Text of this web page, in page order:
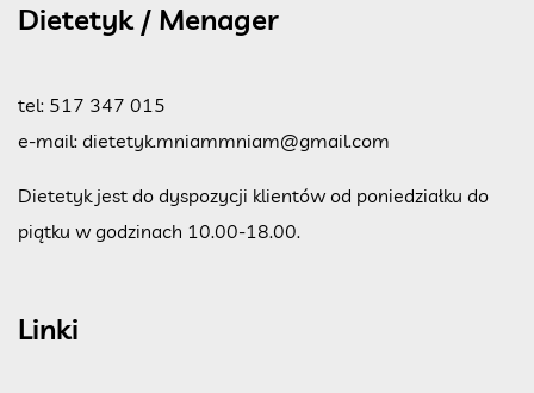
Dietetyk / Menager
tel: 517 347 015
e-mail: dietetyk.mniammniam@gmail.com
Dietetyk jest do dyspozycji klientów od poniedziałku do
piątku w godzinach 10.00-18.00.
Linki